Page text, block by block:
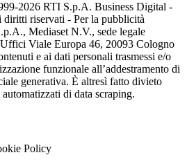
2026 RTI S.p.A. Business Digital -
riservati - Per la pubblicità
Mediaset N.V., sede legale
Viale Europa 46, 20093 Cologno
e ai dati personali trasmessi e/o
funzionale all’addestramento di
generativa. È altresì fatto divieto
di data scraping.
Policy